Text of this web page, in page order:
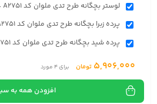
لوستر بچگانه طرح تدی ملوان کد A2751
پرده زبرا بچگانه طرح تدی ملوان کد A2751
پرده شید بچگانه طرح تدی ملوان کد A2751
5,906,000 تومان برای4مورد
افزودن همه به